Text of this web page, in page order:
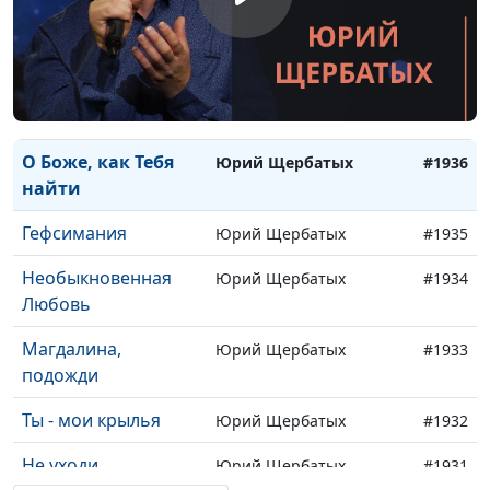
Пилигрим
Юрий Щербатых,
Светлана Вернигор
#1938
О, как прекрасна
жизнь Его была
Юрий Щербатых
О Боже, как Тебя
найти
Юрий Щербатых #1936
Гефсимания Юрий Щербатых #1935
Необыкновенная
Любовь
Юрий Щербатых #1934
Магдалина,
подожди
Юрий Щербатых #1933
Ты - мои крылья Юрий Щербатых #1932
Не уходи Юрий Щербатых #1931